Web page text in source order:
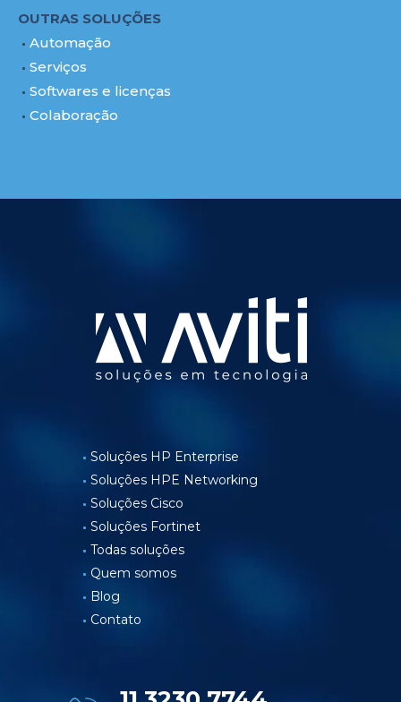
OUTRAS SOLUÇÕES
Automação
Serviços
Softwares e licenças
Colaboração
Soluções HP Enterprise
Soluções HPE Networking
Soluções Cisco
Soluções Fortinet
Todas soluções
Quem somos
Blog
Contato